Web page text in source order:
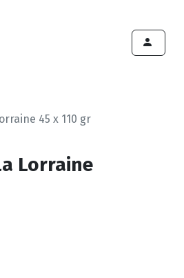
45 x 110 gr
Lorraine